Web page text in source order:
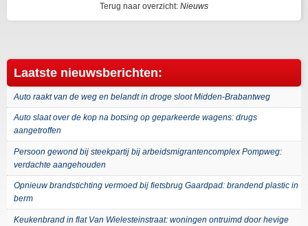
Terug naar overzicht: Nieuws
Laatste nieuwsberichten:
Auto raakt van de weg en belandt in droge sloot Midden-Brabantweg
Auto slaat over de kop na botsing op geparkeerde wagens: drugs
aangetroffen
Persoon gewond bij steekpartij bij arbeidsmigrantencomplex Pompweg:
verdachte aangehouden
Opnieuw brandstichting vermoed bij fietsbrug Gaardpad: brandend plastic in
berm
Keukenbrand in flat Van Wielesteinstraat: woningen ontruimd door hevige